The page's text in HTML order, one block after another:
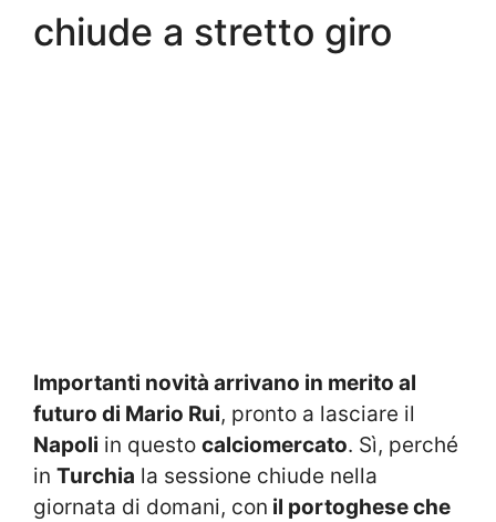
chiude a stretto giro
Importanti novità arrivano in merito al
futuro di Mario Rui, pronto a lasciare il
Napoli in questo calciomercato. Sì, perché
in Turchia la sessione chiude nella
giornata di domani, con il portoghese che